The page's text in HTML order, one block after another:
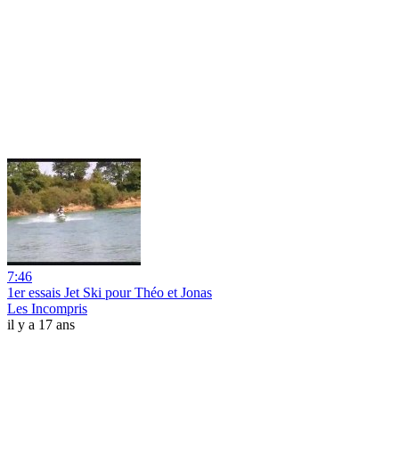
7:46
1er essais Jet Ski pour Théo et Jonas
Les Incompris
il y a 17 ans